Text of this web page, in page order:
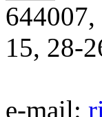
644007,
15, 28-
e-mail: